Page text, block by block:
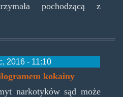
pochodzącą z
2016 - 11:10
kokainy
narkotyków sąd może